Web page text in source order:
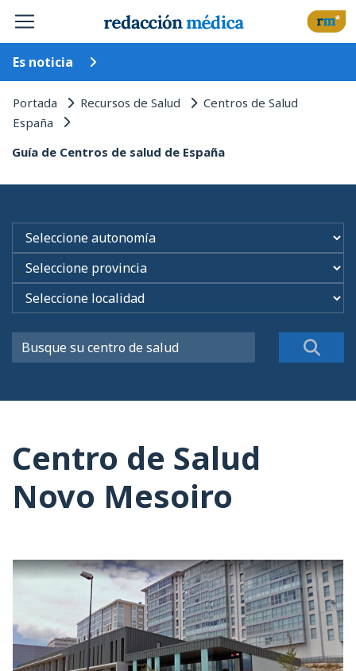
Es noticia
Portada Recursos de Salud Centros de Salud
España
Guía de Centros de salud de España
Centro de Salud
Novo Mesoiro